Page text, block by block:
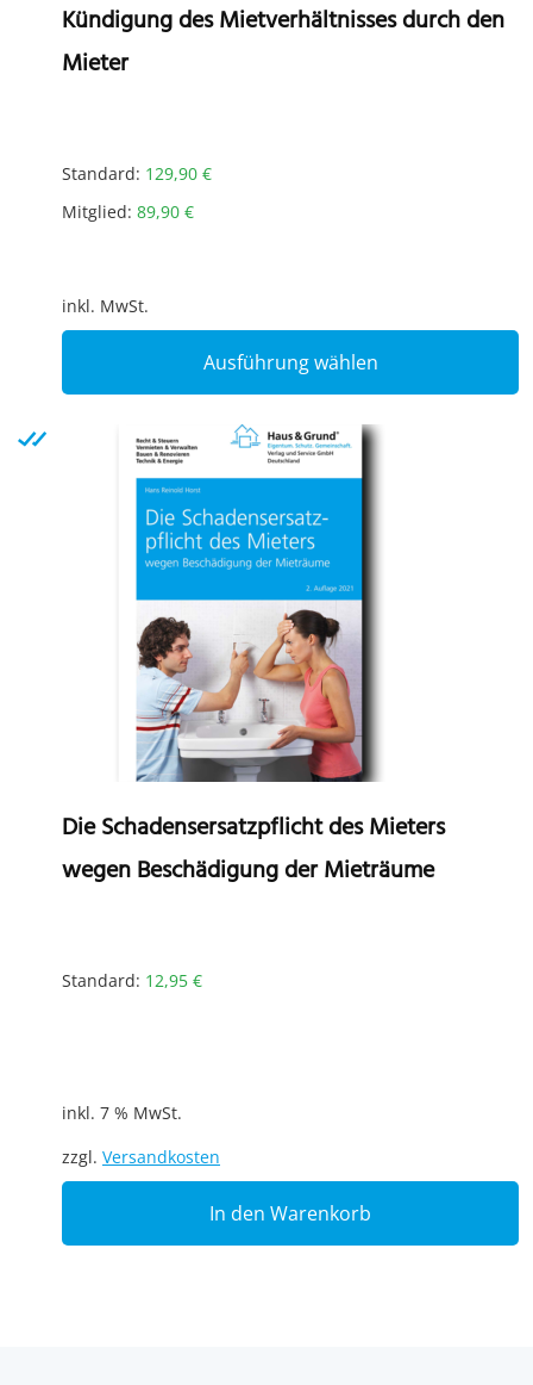
Kündigung des Mietverhältnisses durch den
Mieter
Standard: 129,90 €
Mitglied: 89,90 €
inkl. MwSt.
Ausführung wählen
Die Schadensersatzpflicht des Mieters
wegen Beschädigung der Mieträume
Standard: 12,95 €
inkl. 7 % MwSt.
zzgl. Versandkosten
In den Warenkorb